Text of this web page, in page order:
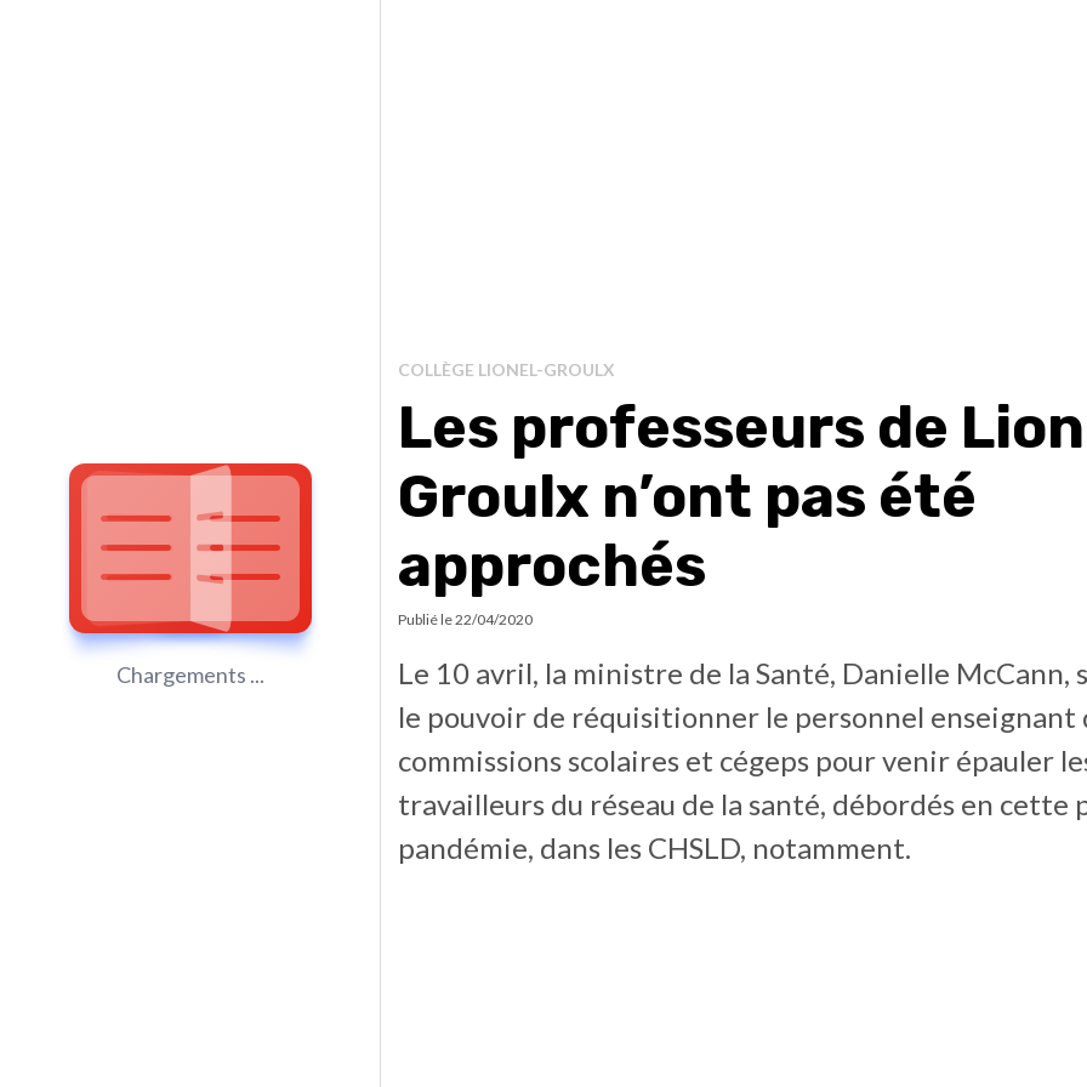
Chargements ...
COLLÈGE LIONEL-GROULX
Les professeurs de
Groulx n’ont pas été
approchés
Publié le22/04/2020
Le 10 avril, la ministre de la Santé, Danielle McCann,
le pouvoir de réquisitionner le personnel enseignant
commissions scolaires et cégeps pour venir épauler
travailleurs du réseau de la santé, débordés en cette
pandémie, dans les CHSLD, notamment.